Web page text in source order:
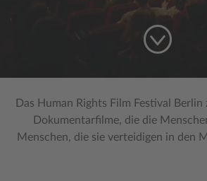
Das Human Rights Film Festival
Dokumentarfilme, die die
Menschen, die sie verteidigen in den